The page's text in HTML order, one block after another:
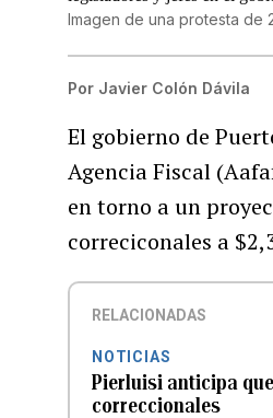
Imagen de una protesta de
Por Javier Colón Dávila
El gobierno de
Agencia Fiscal
en torno a un
correciconales a
RELACIONADAS
NOTICIAS
Pierluisi anticipa
correccionales